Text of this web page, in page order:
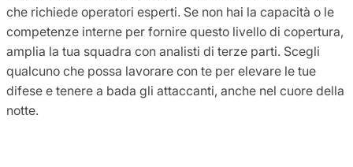
che richiede operatori esperti. Se non hai la capacità o le
competenze interne per fornire questo livello di copertura,
amplia la tua squadra con analisti di terze parti. Scegli
qualcuno che possa lavorare con te per elevare le tue
difese e tenere a bada gli attaccanti, anche nel cuore della
notte.